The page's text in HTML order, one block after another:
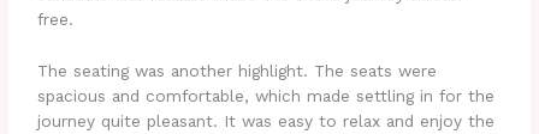
free.
The seating was another highlight. The seats were
spacious and comfortable, which made settling in for the
journey quite pleasant. It was easy to relax and enjoy the